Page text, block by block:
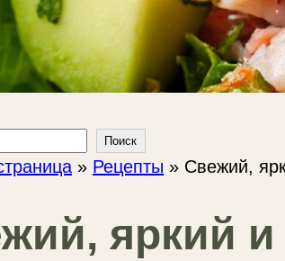
Поиск
» Рецепты » Свежий,
яркий